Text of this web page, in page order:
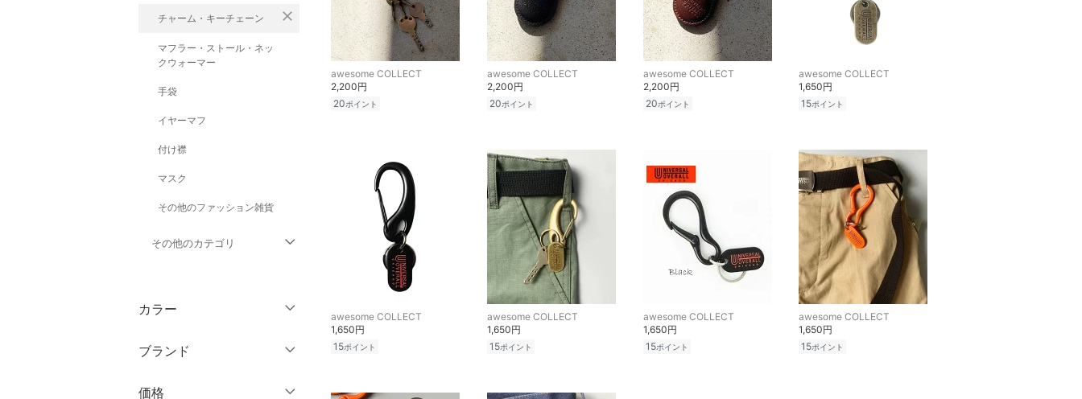
チャーム・キーチェーン close
マフラー・ストール・ネッ
クウォーマー
手袋
イヤーマフ
付け襟
マスク
その他のファッション雑貨
その他のカテゴリ
ジャケット・アウター
パンツ
ワンピース・ドレス
カラー
ブランド
価格
awesome COLLECT
2,200円
20ポイント
awesome COLLECT
2,200円
20ポイント
awesome COLLECT
2,200円
20ポイント
awesome COLLECT
1,650円
15ポイント
awesome COLLECT
1,650円
15ポイント
awesome COLLECT
1,650円
15ポイント
awesome COLLECT
1,650円
15ポイント
awesome COLLECT
1,650円
15ポイント